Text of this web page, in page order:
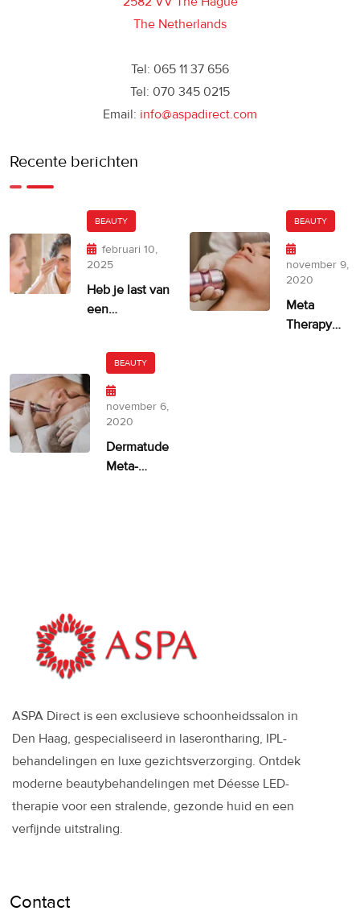
The Netherlands
Tel: 065 11 37 656
Tel: 070 345 0215
Email: info@aspadirect.com
Recente berichten
BEAUTY
februari 10,
2025
Heb je last van
een
BEAUTY
november 9,
2020
Meta
Therapy
BEAUTY
november 6,
2020
Dermatude
Meta-
ASPA Direct is een exclusieve schoonheidssalon in
Den Haag, gespecialiseerd in laserontharing, IPL-
behandelingen en luxe gezichtsverzorging. Ontdek
moderne beautybehandelingen met Déesse LED-
therapie voor een stralende, gezonde huid en een
verfijnde uitstraling.
Contact